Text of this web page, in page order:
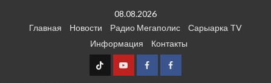
08.08.2026
Главная
Новости Радио Мегаполис
Сарыарка TV
Информация
Контакты
TT Youtube
FB1 FB2